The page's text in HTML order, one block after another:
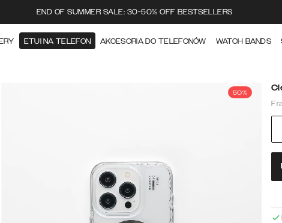
END OF SUMMER SALE: 30-50% OFF BESTSELLERS
ETUI NA TELEFON AKCESORIA DO TELEFONÓW WATCH BANDS
50%